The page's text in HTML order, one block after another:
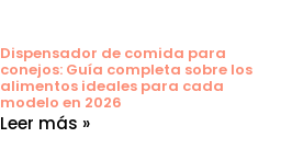
Dispensador de comida para
conejos: Guía completa sobre los
alimentos ideales para cada
modelo en 2026
Leer más »